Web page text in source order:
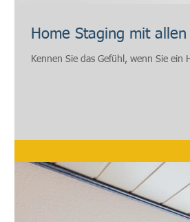
Home Staging mit allen
Kennen Sie das Gefühl, wenn Sie